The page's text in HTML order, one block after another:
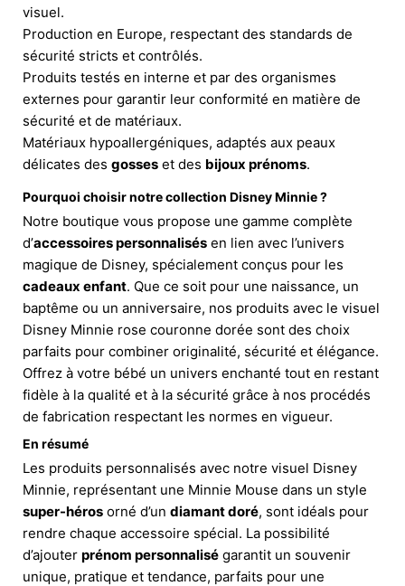
visuel.
Production en Europe, respectant des standards de
sécurité stricts et contrôlés.
Produits testés en interne et par des organismes
externes pour garantir leur conformité en matière de
sécurité et de matériaux.
Matériaux hypoallergéniques, adaptés aux peaux
délicates des gosses et des bijoux prénoms.
Pourquoi choisir notre collection Disney Minnie ?
Notre boutique vous propose une gamme complète
d’accessoires personnalisés en lien avec l’univers
magique de Disney, spécialement conçus pour les
cadeaux enfant. Que ce soit pour une naissance, un
baptême ou un anniversaire, nos produits avec le visuel
Disney Minnie rose couronne dorée sont des choix
parfaits pour combiner originalité, sécurité et élégance.
Offrez à votre bébé un univers enchanté tout en restant
fidèle à la qualité et à la sécurité grâce à nos procédés
de fabrication respectant les normes en vigueur.
En résumé
Les produits personnalisés avec notre visuel Disney
Minnie, représentant une Minnie Mouse dans un style
super-héros orné d’un diamant doré, sont idéals pour
rendre chaque accessoire spécial. La possibilité
d’ajouter prénom personnalisé garantit un souvenir
unique, pratique et tendance, parfaits pour une